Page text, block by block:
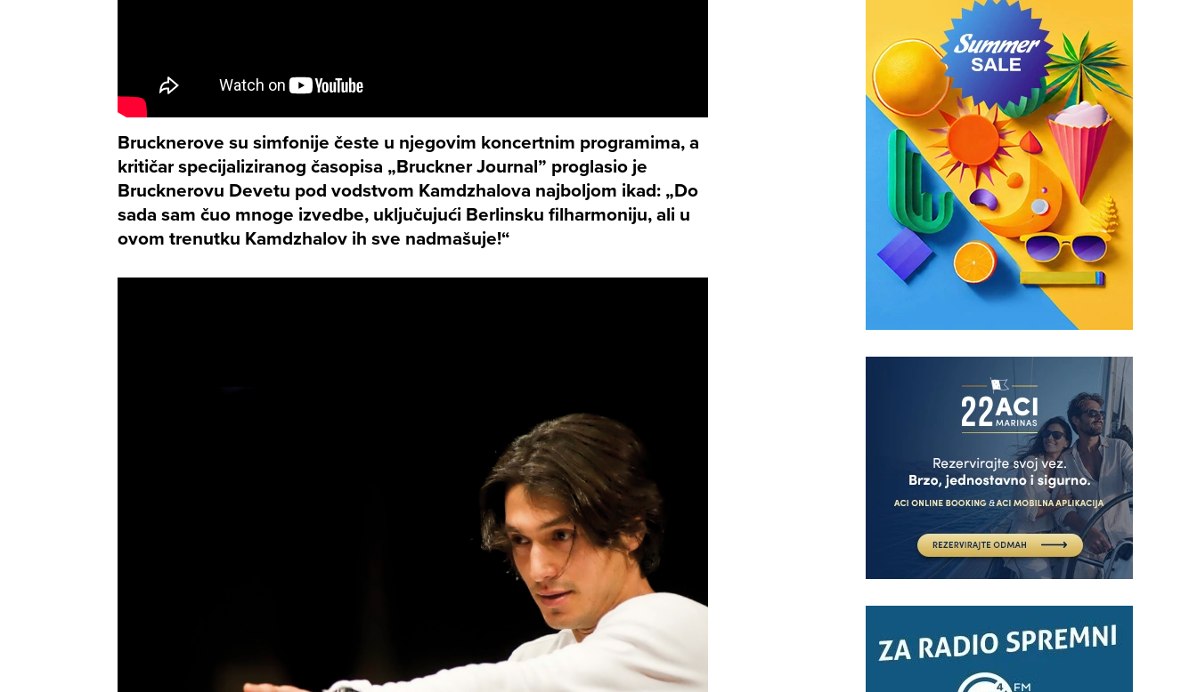
Brucknerove su simfonije česte u njegovim koncertnim programima, a
kritičar specijaliziranog časopisa „Bruckner Journal” proglasio je
Brucknerovu Devetu pod vodstvom Kamdzhalova najboljom ikad: „Do
sada sam čuo mnoge izvedbe, uključujući Berlinsku filharmoniju, ali u
ovom trenutku Kamdzhalov ih sve nadmašuje!“